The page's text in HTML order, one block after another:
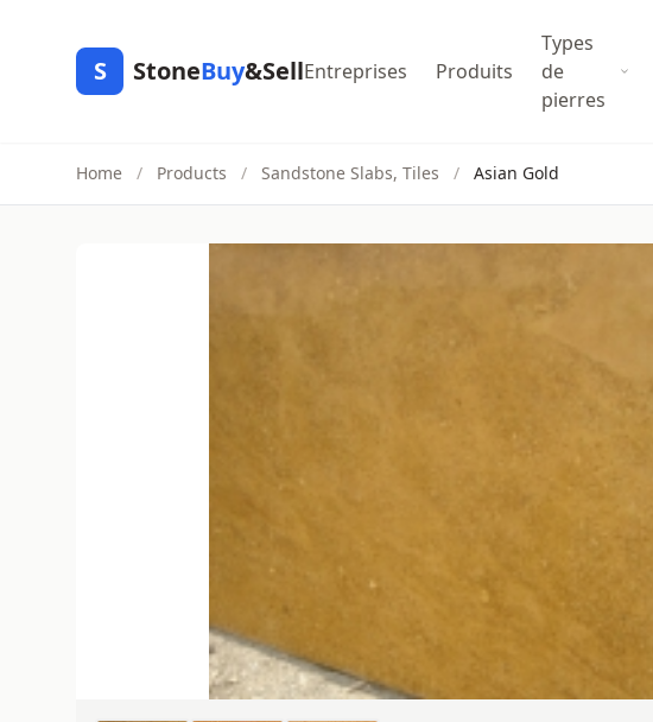
S StoneBuy&SellEntreprises Produits
Types
de
pierres
Home / Products / Sandstone Slabs, Tiles / Asian Gold